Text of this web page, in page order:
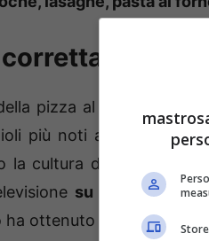
pizza al taglio
più noti al mondo
la cultura della pizza
su Gambero
ottenuto molto